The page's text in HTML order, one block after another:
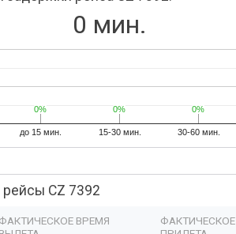
0 мин.
до 15 мин. 15-30 мин. 30-60 мин.
0%
0% 0%
0% 0%
0%
CZ 7392
ФАКТИЧЕСКОЕ ВРЕМЯ